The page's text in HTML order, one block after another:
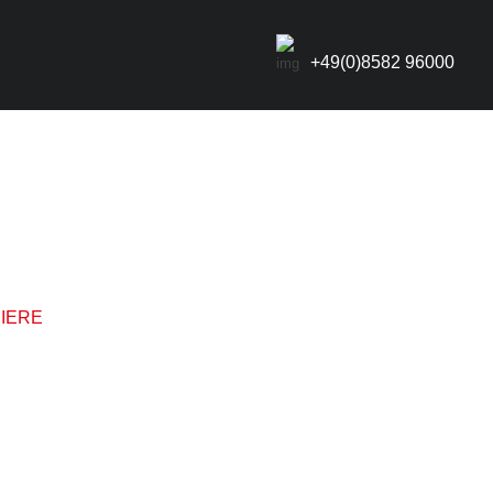
+49(0)8582 96000